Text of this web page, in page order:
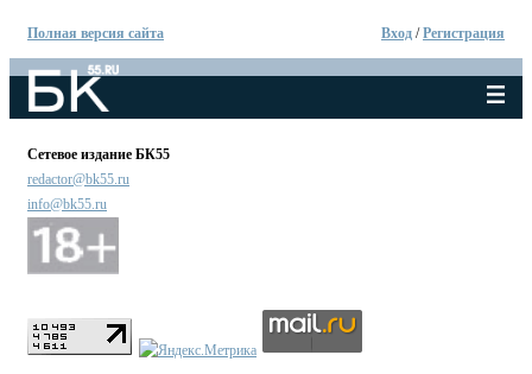
Полная версия сайта Вход /Регистрация
Сетевое издание БК55
redactor@bk55.ru
info@bk55.ru